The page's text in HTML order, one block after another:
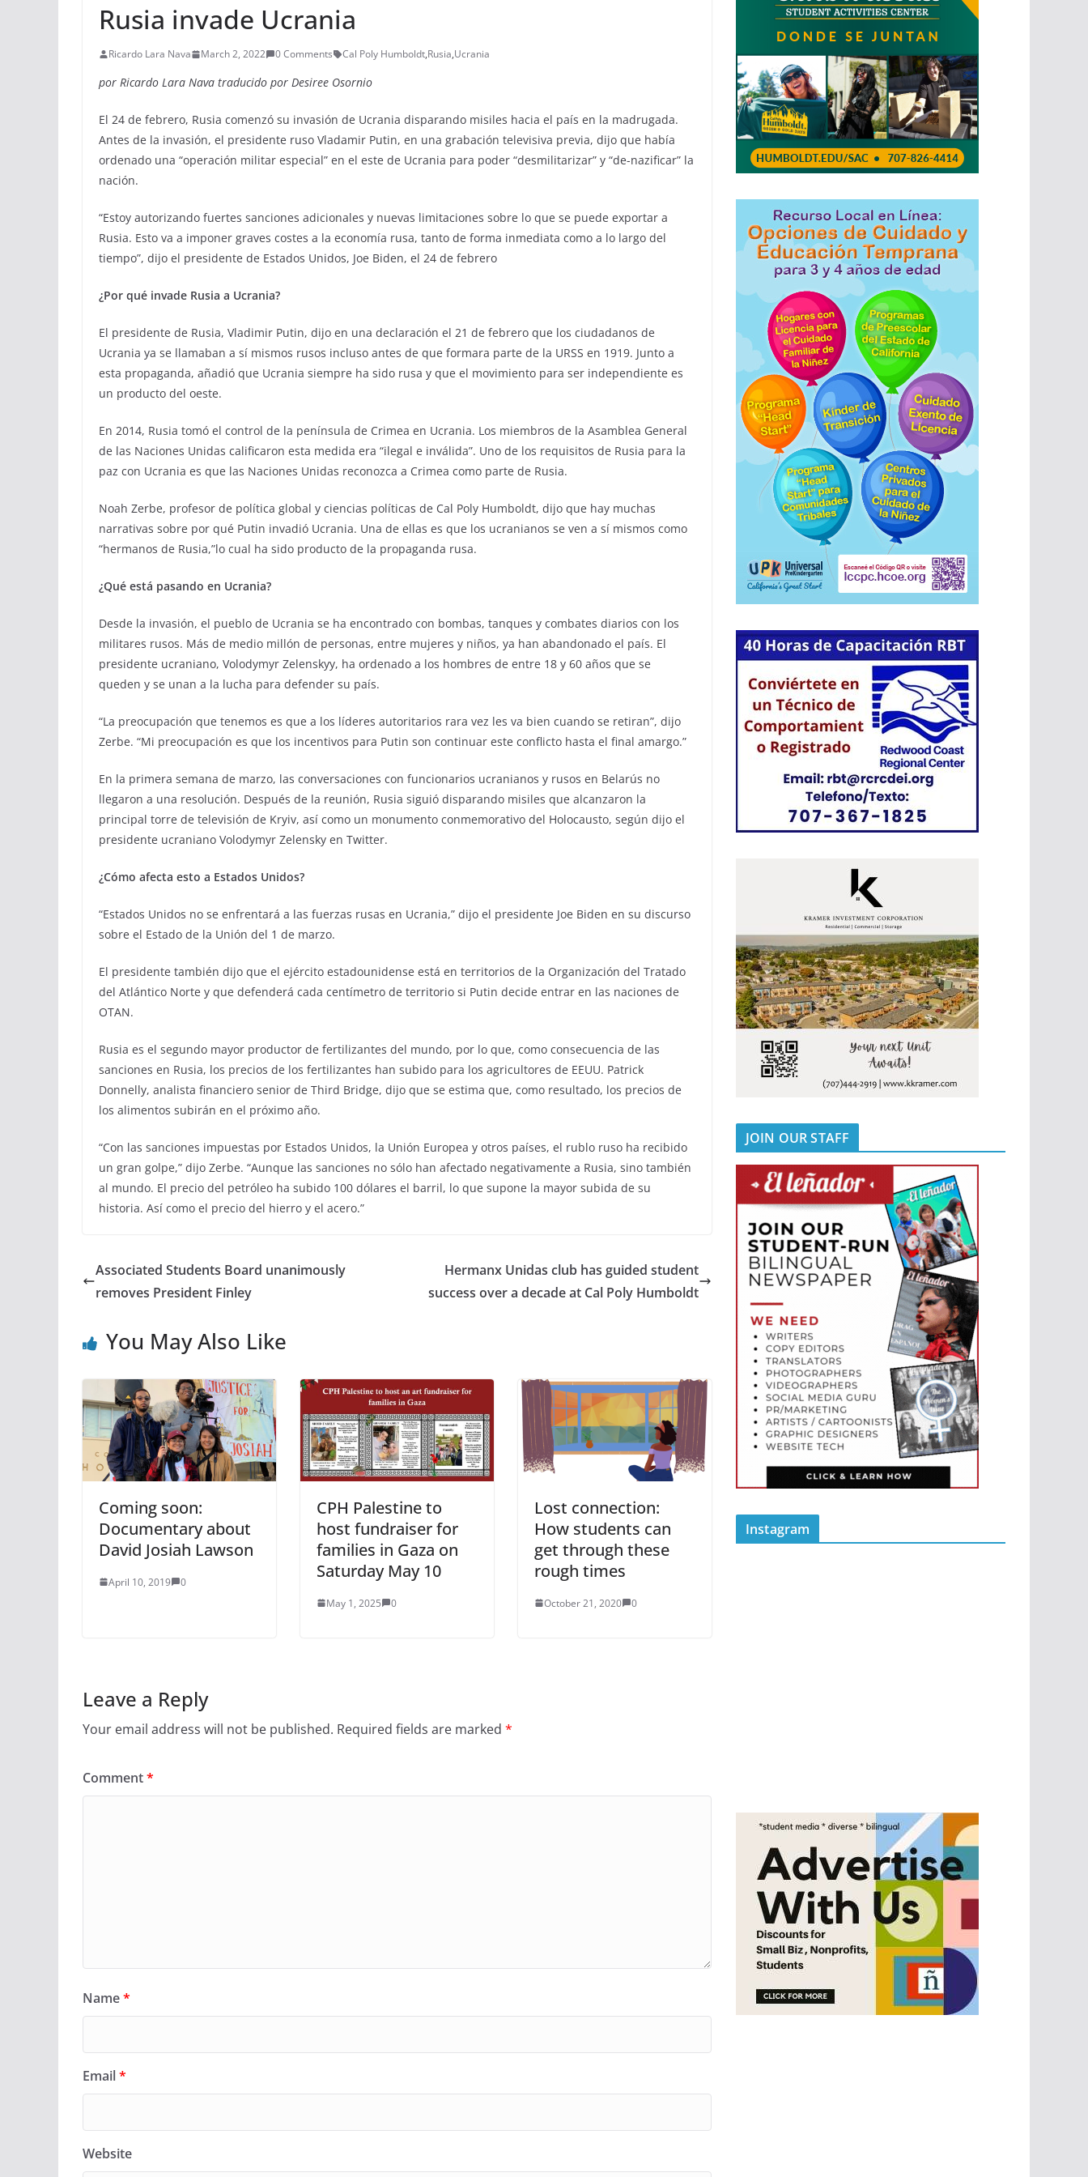
Rusia invade Ucrania
Ricardo Lara Nava March 2, 2022 0 Comments Cal Poly Humboldt,Rusia,Ucrania
por Ricardo Lara Nava traducido por Desiree Osornio
El 24 de febrero, Rusia comenzó su invasión de Ucrania disparando misiles hacia el país en la madrugada.
Antes de la invasión, el presidente ruso Vladamir Putin, en una grabación televisiva previa, dijo que había
ordenado una “operación militar especial” en el este de Ucrania para poder “desmilitarizar” y “de-nazificar” la
nación.
“Estoy autorizando fuertes sanciones adicionales y nuevas limitaciones sobre lo que se puede exportar a
Rusia. Esto va a imponer graves costes a la economía rusa, tanto de forma inmediata como a lo largo del
tiempo”, dijo el presidente de Estados Unidos, Joe Biden, el 24 de febrero
¿Por qué invade Rusia a Ucrania?
El presidente de Rusia, Vladimir Putin, dijo en una declaración el 21 de febrero que los ciudadanos de
Ucrania ya se llamaban a sí mismos rusos incluso antes de que formara parte de la URSS en 1919. Junto a
esta propaganda, añadió que Ucrania siempre ha sido rusa y que el movimiento para ser independiente es
un producto del oeste.
En 2014, Rusia tomó el control de la península de Crimea en Ucrania. Los miembros de la Asamblea General
de las Naciones Unidas calificaron esta medida era “ilegal e inválida”. Uno de los requisitos de Rusia para la
paz con Ucrania es que las Naciones Unidas reconozca a Crimea como parte de Rusia.
Noah Zerbe, profesor de política global y ciencias políticas de Cal Poly Humboldt, dijo que hay muchas
narrativas sobre por qué Putin invadió Ucrania. Una de ellas es que los ucranianos se ven a sí mismos como
“hermanos de Rusia,”lo cual ha sido producto de la propaganda rusa.
¿Qué está pasando en Ucrania?
Desde la invasión, el pueblo de Ucrania se ha encontrado con bombas, tanques y combates diarios con los
militares rusos. Más de medio millón de personas, entre mujeres y niños, ya han abandonado el país. El
presidente ucraniano, Volodymyr Zelenskyy, ha ordenado a los hombres de entre 18 y 60 años que se
queden y se unan a la lucha para defender su país.
“La preocupación que tenemos es que a los líderes autoritarios rara vez les va bien cuando se retiran”, dijo
Zerbe. “Mi preocupación es que los incentivos para Putin son continuar este conflicto hasta el final amargo.”
En la primera semana de marzo, las conversaciones con funcionarios ucranianos y rusos en Belarús no
llegaron a una resolución. Después de la reunión, Rusia siguió disparando misiles que alcanzaron la
principal torre de televisión de Kryiv, así como un monumento conmemorativo del Holocausto, según dijo el
presidente ucraniano Volodymyr Zelensky en Twitter.
¿Cómo afecta esto a Estados Unidos?
“Estados Unidos no se enfrentará a las fuerzas rusas en Ucrania,” dijo el presidente Joe Biden en su discurso
sobre el Estado de la Unión del 1 de marzo.
El presidente también dijo que el ejército estadounidense está en territorios de la Organización del Tratado
del Atlántico Norte y que defenderá cada centímetro de territorio si Putin decide entrar en las naciones de
OTAN.
Rusia es el segundo mayor productor de fertilizantes del mundo, por lo que, como consecuencia de las
sanciones en Rusia, los precios de los fertilizantes han subido para los agricultores de EEUU. Patrick
Donnelly, analista financiero senior de Third Bridge, dijo que se estima que, como resultado, los precios de
los alimentos subirán en el próximo año.
“Con las sanciones impuestas por Estados Unidos, la Unión Europea y otros países, el rublo ruso ha recibido
un gran golpe,” dijo Zerbe. “Aunque las sanciones no sólo han afectado negativamente a Rusia, sino también
al mundo. El precio del petróleo ha subido 100 dólares el barril, lo que supone la mayor subida de su
historia. Así como el precio del hierro y el acero.”
Associated Students Board unanimously
removes President Finley
Hermanx Unidas club has guided student
success over a decade at Cal Poly Humboldt
You May Also Like
Coming soon:
Documentary about
David Josiah Lawson
April 10, 2019 0
CPH Palestine to
host fundraiser for
families in Gaza on
Saturday May 10
May 1, 2025 0
Lost connection:
How students can
get through these
rough times
October 21, 2020 0
Leave a Reply
Your email address will not be published. Required fields are marked *
Comment*
Name*
Email*
Website
JOIN OUR STAFF
Instagram